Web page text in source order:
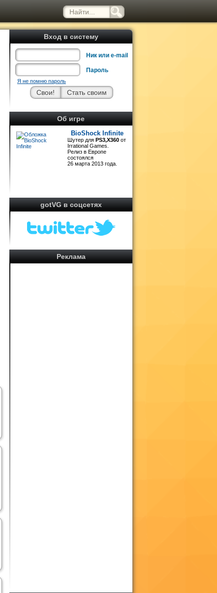
Вход в систему
Ник или e-mail
Пароль
Я не помню пароль
Об игре
BioShock Infinite
Шутер для PS3,X360 от
Irrational Games.
Релиз в Европе
состоялся
26 марта 2013 года.
gotVG в соцсетях
Реклама